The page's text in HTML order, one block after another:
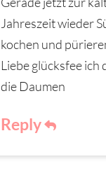
Jahreszeit wieder
kochen und
Liebe glücksfee ich
die Daumen
Reply